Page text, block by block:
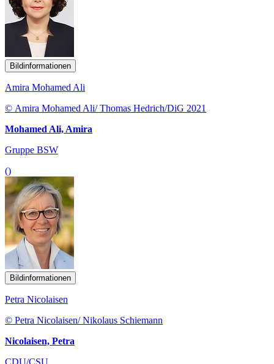
Bildinformationen
Amira Mohamed Ali
© Amira Mohamed Ali/ Thomas Hedrich/DiG 2021
Mohamed Ali, Amira
Gruppe BSW
()
Bildinformationen
Petra Nicolaisen
© Petra Nicolaisen/ Nikolaus Schiemann
Nicolaisen, Petra
CDU/CSU